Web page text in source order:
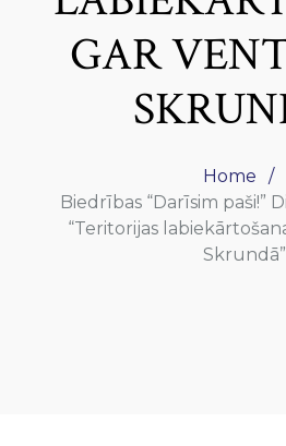
GAR
Home
Biedrības “Darīsim paši!”
“Teritorijas
Skrundā”